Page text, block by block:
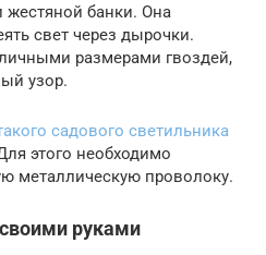
жестяной банки. Она
свет через дырочки.
размерами гвоздей,
узор.
садового светильника
этого необходимо
металлическую проволоку.
руками